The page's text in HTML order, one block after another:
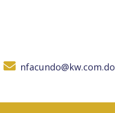
nfacundo@kw.com.do